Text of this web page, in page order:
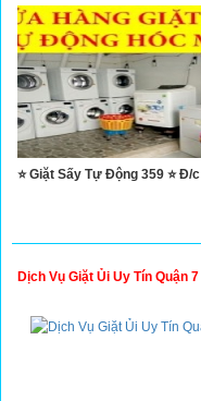
Tổng Hợp
⭐ Giặt Sấy Tự Động 359 ⭐ Đ/c
Dịch Vụ Giặt Ủi Uy Tín Quận 7